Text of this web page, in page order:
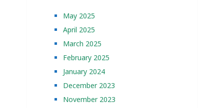
May 2025
April 2025
March 2025
February 2025
January 2024
December 2023
November 2023